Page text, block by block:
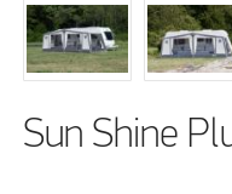
Sun Shine